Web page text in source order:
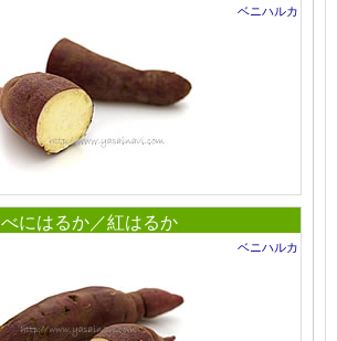
ベニハルカ
べにはるか／紅はるか
ベニハルカ